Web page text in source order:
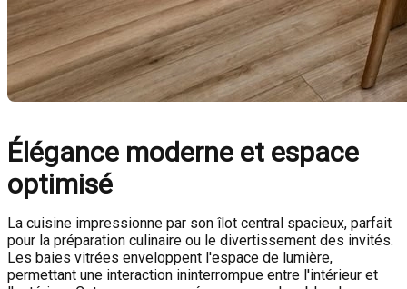
Élégance moderne et espace
optimisé
La cuisine impressionne par son îlot central spacieux, parfait
pour la préparation culinaire ou le divertissement des invités.
Les baies vitrées enveloppent l'espace de lumière,
permettant une interaction ininterrompue entre l'intérieur et